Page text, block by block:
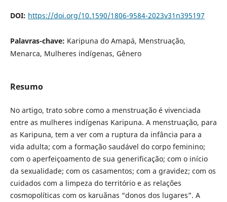
DOI: https://doi.org/10.1590/1806-9584-2023v31n395197
Palavras-chave: Karipuna do Amapá, Menstruação,
Menarca, Mulheres indígenas, Gênero
Resumo
No artigo, trato sobre como a menstruação é vivenciada
entre as mulheres indígenas Karipuna. A menstruação, para
as Karipuna, tem a ver com a ruptura da infância para a
vida adulta; com a formação saudável do corpo feminino;
com o aperfeiçoamento de sua generificação; com o início
da sexualidade; com os casamentos; com a gravidez; com os
cuidados com a limpeza do território e as relações
cosmopolíticas com os karuãnas “donos dos lugares”. A